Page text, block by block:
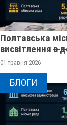
Полтавська
висвітлення в̶
01 травня 2026
БЛОГИ